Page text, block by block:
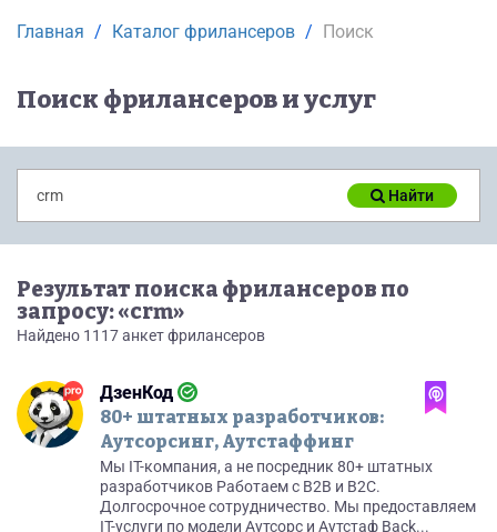
Главная Каталог фрилансеров Поиск
Поиск фрилансеров и услуг
Найти
Результат поиска фрилансеров по
запросу: «crm»
Найдено 1117 анкет фрилансеров
ДзенКод
80+ штатных разработчиков:
Аутсорсинг, Аутстаффинг
Мы IT-компания, а не посредник 80+ штатных
разработчиков Работаем с B2B и B2C.
Долгосрочное сотрудничество. Мы предоставляем
IT-услуги по модели Аутсорс и Аутстаф Back...